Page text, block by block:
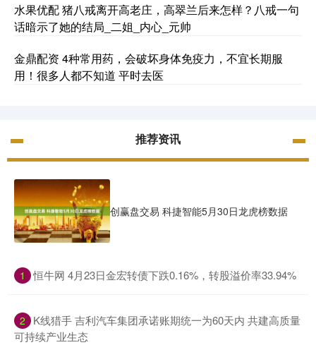
水果优配 猪八戒离开高老庄，高翠兰后来怎样？八戒一句
话暗示了她的结局_二姐_内心_元帅
金鼎配资 4种常用药，会破坏身体免疫力，不宜长期服
用！很多人都不知道 平时去医
推荐资讯
创赢盘交易 科捷智能5月30日龙虎榜数据
1 ​恒牛网 4月23日金宏转债下跌0.16%，转股溢价率33.94%
2
​K线猎手 吉利汽车集团承诺账期统一为60天内 共建高质量
可持续产业生态